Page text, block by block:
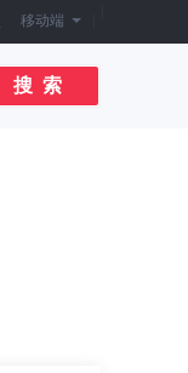
移动端
搜 索